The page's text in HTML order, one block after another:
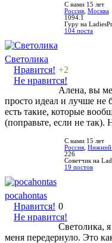
С нами 15 лет
Россия Москва
1094.1
Гуру на
104 поста
Светолика
Нравится!
Не нравится!
+2
Алена, вы
просто идеал и лучше не
есть такие, которые
(поправьте, если не так).
С нами 15 лет
Россия Нижний
226
Советчик на
19 постов
pocahontas
Нравится!
Не нравится!
0
Светолика,
меня передернуло. Это